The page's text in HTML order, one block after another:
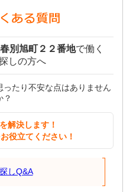
別旭町２２番地で働く
しの方へ
たり不安な点はありません
？
解決します！
役立てください！
しQ&A